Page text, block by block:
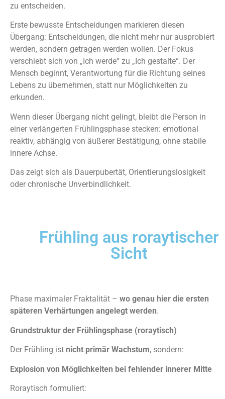
zu entscheiden.
Erste bewusste Entscheidungen markieren diesen
Übergang: Entscheidungen, die nicht mehr nur ausprobiert
werden, sondern getragen werden wollen. Der Fokus
verschiebt sich von „Ich werde“ zu „Ich gestalte“. Der
Mensch beginnt, Verantwortung für die Richtung seines
Lebens zu übernehmen, statt nur Möglichkeiten zu
erkunden.
Wenn dieser Übergang nicht gelingt, bleibt die Person in
einer verlängerten Frühlingsphase stecken: emotional
reaktiv, abhängig von äußerer Bestätigung, ohne stabile
innere Achse.
Das zeigt sich als Dauerpubertät, Orientierungslosigkeit
oder chronische Unverbindlichkeit.
Frühling aus roraytischer
Sicht
Phase maximaler Fraktalität – wo genau hier die ersten
späteren Verhärtungen angelegt werden.
Grundstruktur der Frühlingsphase (roraytisch)
Der Frühling ist nicht primär Wachstum, sondern:
Explosion von Möglichkeiten bei fehlender innerer Mitte
Roraytisch formuliert: